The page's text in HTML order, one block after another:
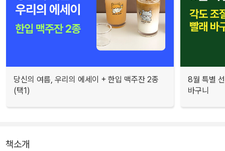
당신의 여름, 우리의 에세이 + 한입 맥주잔 2종
(택1)
8월 특별
바구니
책소개